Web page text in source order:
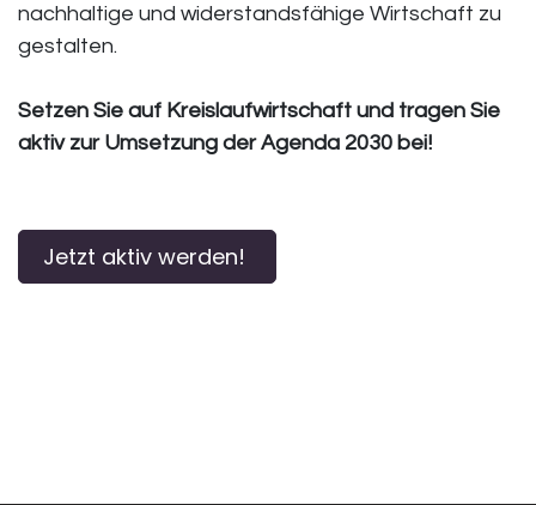
nachhaltige und widerstandsfähige Wirtschaft zu
gestalten.
Setzen Sie auf Kreislaufwirtschaft und tragen Sie
aktiv zur Umsetzung der Agenda 2030 bei!
Jetzt aktiv werden!